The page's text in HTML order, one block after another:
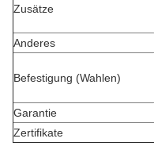
Zusätze
Anderes
Befestigung (Wahlen)
Garantie
Zertifikate